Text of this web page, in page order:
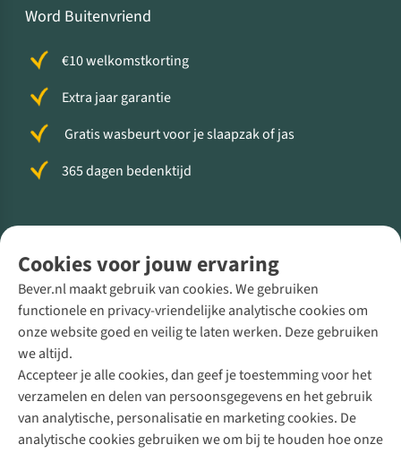
Cookies voor jouw ervaring
Bever.nl maakt gebruik van cookies. We gebruiken
functionele en privacy-vriendelijke analytische cookies om
onze website goed en veilig te laten werken. Deze gebruiken
we altijd.
Accepteer je alle cookies, dan geef je toestemming voor het
verzamelen en delen van persoonsgegevens en het gebruik
van analytische, personalisatie en marketing cookies. De
analytische cookies gebruiken we om bij te houden hoe onze
Word Buitenvriend
€10 welkomstkorting
Extra jaar garantie
Gratis wasbeurt voor je slaapzak of jas
365 dagen bedenktijd
Direct advies van een Buitenexpert
+31 (0)85 888 50 88
+31 6 12 28 49 80
Contactformulier